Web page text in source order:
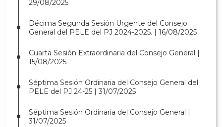
29/08/2025
Décima Segunda Sesión Urgente del Consejo
General del PELE del PJ 2024-2025. | 16/08/2025
Cuarta Sesión Extraordinaria del Consejo General |
15/08/2025
Séptima Sesión Ordinaria del Consejo General del
PELE del PJ 24-25 | 31/07/2025
Séptima Sesión Ordinaria del Consejo General |
31/07/2025